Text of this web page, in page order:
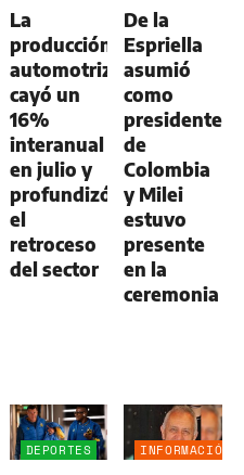
La
producción
automotriz
cayó un
16%
interanual
en julio y
profundizó
el
retroceso
del sector
De la
Espriella
asumió
como
presidente
de
Colombia
y Milei
estuvo
presente
en la
ceremonia
DEPORTES
INFORMACIÓN